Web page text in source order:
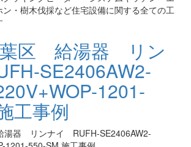
・樹木伐採など住宅設備に関する全ての工
葉区 給湯器 リン
SE2406AW2-
1201-
工事例